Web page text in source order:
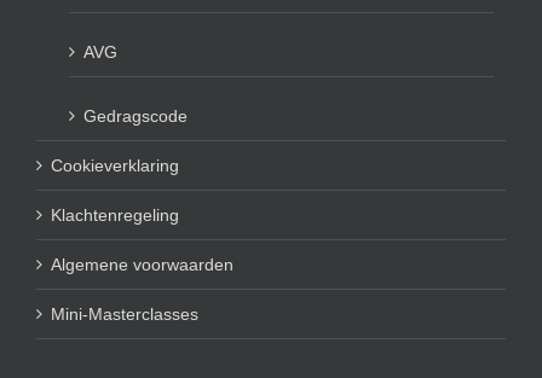
AVG
Gedragscode
Cookieverklaring
Klachtenregeling
Algemene voorwaarden
Mini-Masterclasses